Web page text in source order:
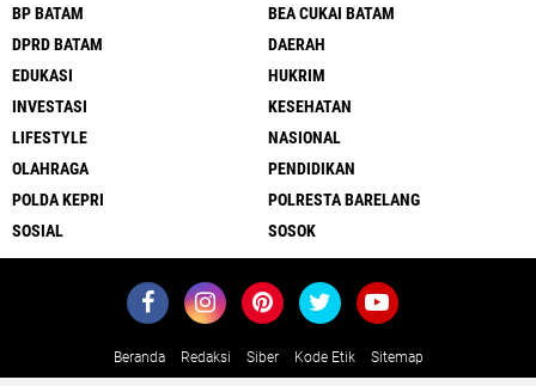
BP BATAM
BEA CUKAI BATAM
DPRD BATAM
DAERAH
EDUKASI
HUKRIM
INVESTASI
KESEHATAN
LIFESTYLE
NASIONAL
OLAHRAGA
PENDIDIKAN
POLDA KEPRI
POLRESTA BARELANG
SOSIAL
SOSOK
Beranda Redaksi Siber Kode Etik Sitemap